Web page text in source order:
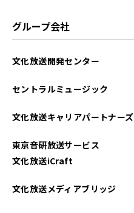
グループ会社
文化放送開発センター
セントラルミュージック
文化放送キャリアパートナーズ
東京音研放送サービス
文化放送iCraft
文化放送メディアブリッジ